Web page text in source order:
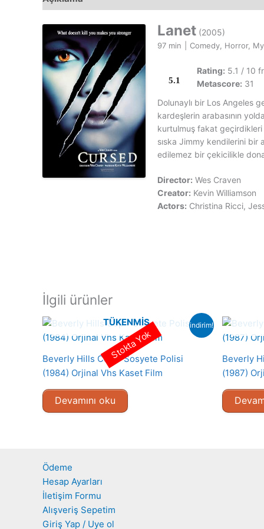
Lanet (2005)
97 min Comedy, Horror,
5.1
Rating: 5.1 / 10
Metascore: 31
Dolunaylı bir Los Angeles
kardeşlerin arabasının
kurtulmuş fakat geçirdikleri
sıska Jimmy kendilerini
edilemez bir çekicilikle
Director: Wes Craven
Creator: Kevin Williamson
Actors: Christina Ricci,
İlgili ürünler
indirim!
TÜKENMIŞ
Beverly Hills Cop – Sosyete Polisi
(1984) Orjinal Vhs Kaset Film
Devamını oku
Stokta Yok
Beverly
(1987)
Ödeme
Hesap Ayarları
İletişim Formu
Alışveriş Sepetim
Giriş Yap / Uye ol